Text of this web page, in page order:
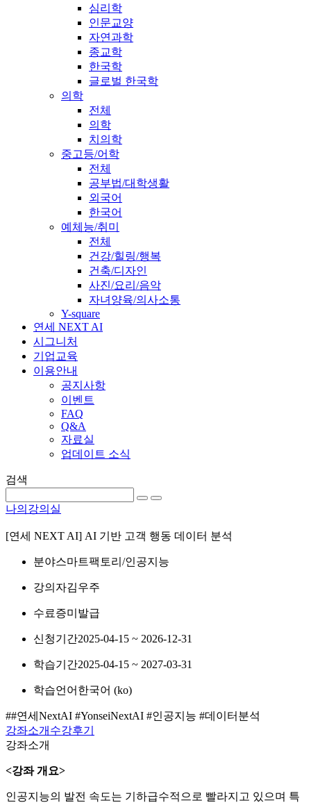
심리학
인문교양
자연과학
종교학
한국학
글로벌 한국학
의학
전체
의학
치의학
중고등/어학
전체
공부법/대학생활
외국어
한국어
예체능/취미
전체
건강/힐링/행복
건축/디자인
사진/요리/음악
자녀양육/의사소통
Y-square
연세 NEXT AI
시그니처
기업교육
이용안내
공지사항
이벤트
FAQ
Q&A
자료실
업데이트 소식
검색
나의강의실
[연세 NEXT AI] AI 기반 고객 행동 데이터 분석
분야스마트팩토리/인공지능
강의자김우주
수료증미발급
신청기간2025-04-15 ~ 2026-12-31
학습기간2025-04-15 ~ 2027-03-31
학습언어 한국어 ‎(ko)‎
##연세NextAI #YonseiNextAI #인공지능 #데이터분석
강좌소개 수강후기
강좌소개
<강좌 개요>
인공지능의 발전 속도는 기하급수적으로 빨라지고 있으며 특